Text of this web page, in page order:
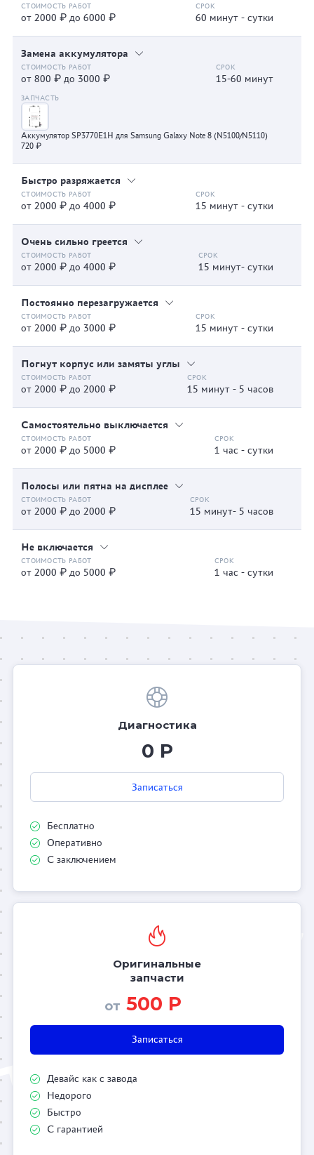
от 2000 ₽ до 6000 ₽ 60 минут - сутки
Замена аккумулятора
от 800 ₽ до 3000 ₽ 15-60 минут
Аккумулятор SP3770E1H для Samsung Galaxy Note 8 (N5100/N5110)
720 ₽
Быстро разряжается
от 2000 ₽ до 4000 ₽ 15 минут - сутки
Очень сильно греется
от 2000 ₽ до 4000 ₽ 15 минут- сутки
Постоянно перезагружается
от 2000 ₽ до 3000 ₽ 15 минут - сутки
Погнут корпус или замяты углы
от 2000 ₽ до 2000 ₽ 15 минут - 5 часов
Самостоятельно выключается
от 2000 ₽ до 5000 ₽ 1 час - сутки
Полосы или пятна на дисплее
от 2000 ₽ до 2000 ₽ 15 минут- 5 часов
Не включается
от 2000 ₽ до 5000 ₽ 1 час - сутки
Диагностика
0 Р
Записаться
Бесплатно
Оперативно
С заключением
Оригинальные
запчасти
от 500 Р
Записаться
Девайс как с завода
Недорого
Быстро
С гарантией